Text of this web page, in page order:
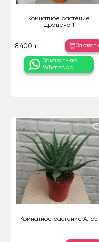
Комнатное растение
Драцена 1
8 400 ₸ Заказать
Заказать по
WhatsApp
Комнатное растение Алоэ